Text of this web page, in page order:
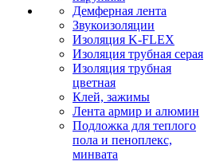
Демферная лента
Звукоизоляции
Изоляция K-FLEX
Изоляция трубная серая
Изоляция трубная
цветная
Клей, зажимы
Лента армир и алюмин
Подложка для теплого
пола и пеноплекс,
минвата